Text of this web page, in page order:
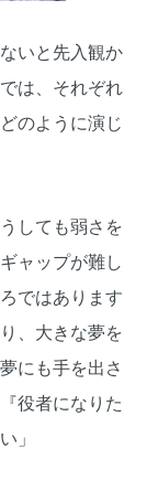
いと先入観か
は、それぞれ
のように演じ
しても弱さを
ャップが難し
ではあります
、大きな夢を
にも手を出さ
役者になりた
」